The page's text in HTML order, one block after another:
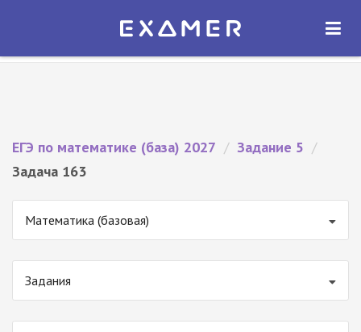
Экзамер — ЕГЭ 2027
ОТКРЫТЬ
ЕГЭ по математике (база) 2027 / Задание 5 /
Задача 163
Математика (базовая)
Задания